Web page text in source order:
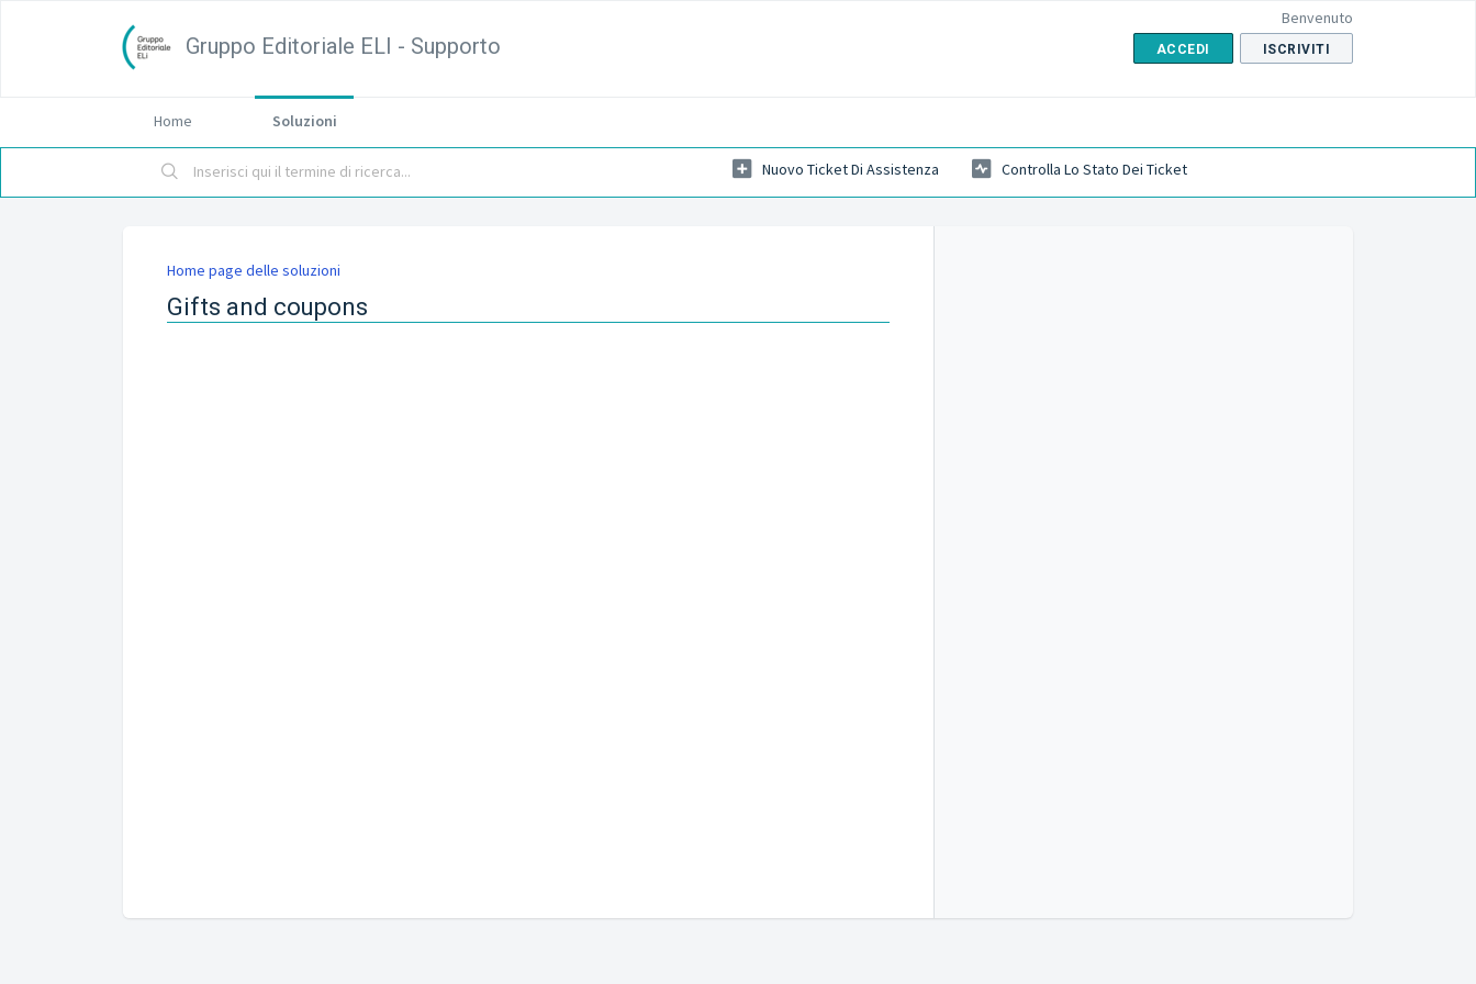
Gruppo Editoriale ELI - Supporto
Benvenuto
ACCEDI ISCRIVITI
Home Soluzioni
Nuovo Ticket Di Assistenza Controlla Lo Stato Dei Ticket
Home page delle soluzioni
Gifts and coupons